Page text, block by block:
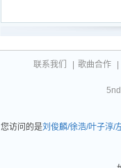
还要抱着你跳进泳池里
oh sorry 我看的根本不是你
今天 穿的 泳衣 恰好是我喜
旁边的那位看着不太正经
联系我们 歌曲合作
您访问的是刘俊麟/徐浩/叶子淳/